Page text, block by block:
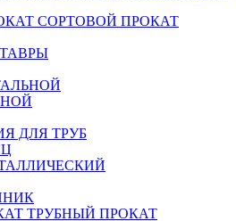
СОРТОВОЙ ПРОКАТ
ДЛЯ ТРУБ
ТРУБНЫЙ ПРОКАТ